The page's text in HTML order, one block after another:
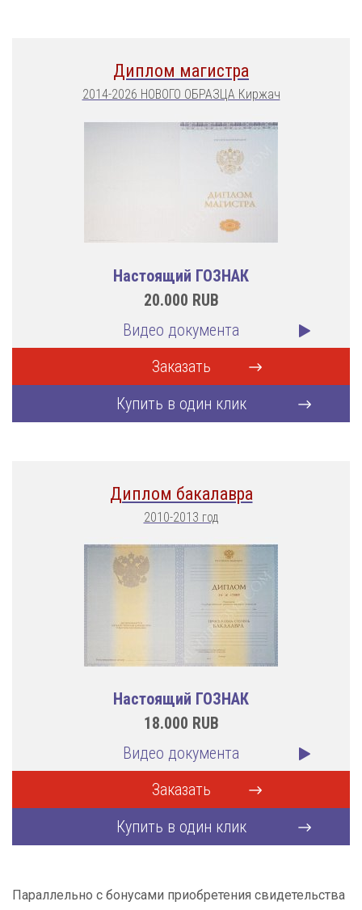
Диплом магистра
2014-2026 НОВОГО ОБРАЗЦА Киржач
Настоящий ГОЗНАК
20.000 RUB
Видео документа
Заказать
Купить в один клик
Диплом бакалавра
2010-2013 год
Настоящий ГОЗНАК
18.000 RUB
Видео документа
Заказать
Купить в один клик
Параллельно с бонусами приобретения свидетельства